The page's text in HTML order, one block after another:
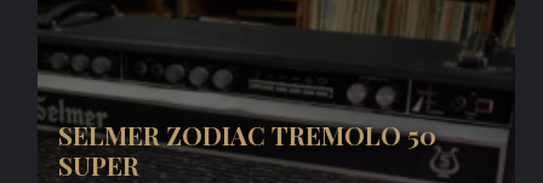
SELMER ZODIAC TREMOLO 50
SUPER